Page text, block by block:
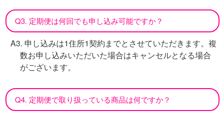
Q3. 定期便は何回でも申し込み可能ですか？
A3. 申し込みは1住所1契約までとさせていただきます。複
数お申し込みいただいた場合はキャンセルとなる場合
がございます。
Q4. 定期便で取り扱っている商品は何ですか？